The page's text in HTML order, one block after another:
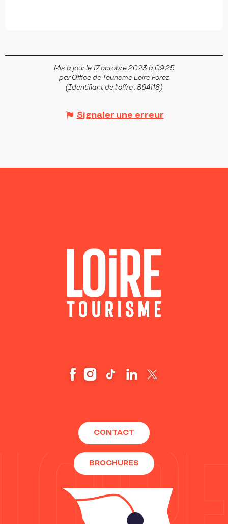
Mis à jour le 17 octobre 2023 à 09:25
par Office de Tourisme Loire Forez
(Identifiant de l'offre :864118)
Signaler une erreur
CONTACT
BROCHURES